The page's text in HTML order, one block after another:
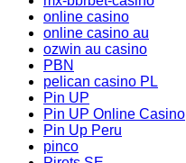
online casino
online casino au
ozwin au casino
PBN
pelican casino PL
Pin UP
Pin UP Online Casino
Pin Up Peru
pinco